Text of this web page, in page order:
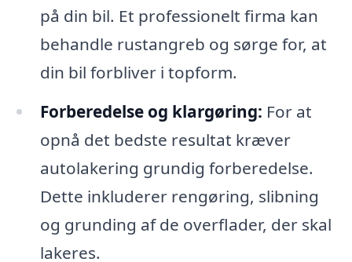
på din bil. Et professionelt firma kan
behandle rustangreb og sørge for, at
din bil forbliver i topform.
Forberedelse og klargøring: For at
opnå det bedste resultat kræver
autolakering grundig forberedelse.
Dette inkluderer rengøring, slibning
og grunding af de overflader, der skal
lakeres.